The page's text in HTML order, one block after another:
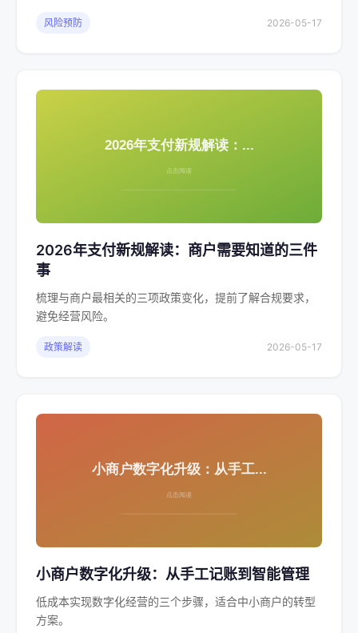
风险预防 2026-05-17
2026年支付新规解读：商户需要知道的三件
事
梳理与商户最相关的三项政策变化，提前了解合规要求，
避免经营风险。
政策解读 2026-05-17
小商户数字化升级：从手工记账到智能管理
低成本实现数字化经营的三个步骤，适合中小商户的转型
方案。